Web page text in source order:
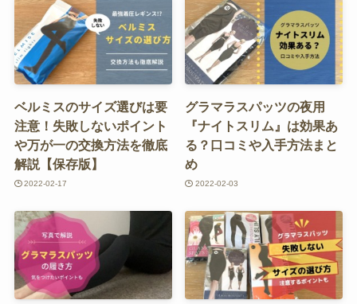
ベルミスのサイズ選びは要
注意！失敗しないポイント
や万が一の交換方法を徹底
解説【保存版】
2022-02-17
グラマラスパッツの夜用
『ナイトスリム』は効果あ
る？口コミや入手方法まと
め
2022-02-03